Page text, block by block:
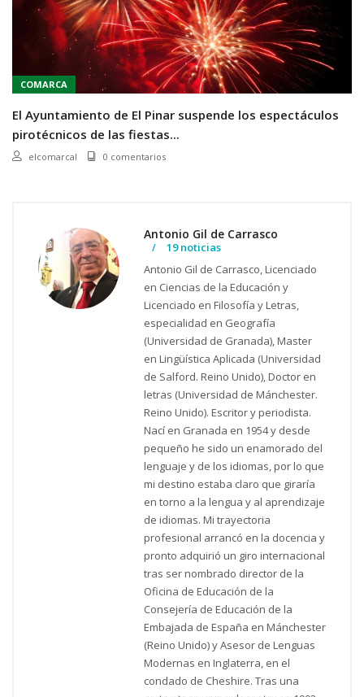
COMARCA
El Ayuntamiento de El Pinar suspende los espectáculos
pirotécnicos de las fiestas...
elcomarcal 0 comentarios
Antonio Gil de Carrasco
19 noticias
Antonio Gil de Carrasco, Licenciado
en Ciencias de la Educación y
Licenciado en Filosofía y Letras,
especialidad en Geografía
(Universidad de Granada), Master
en Lingüística Aplicada (Universidad
de Salford. Reino Unido), Doctor en
letras (Universidad de Mánchester.
Reino Unido). Escritor y periodista.
Nací en Granada en 1954 y desde
pequeño he sido un enamorado del
lenguaje y de los idiomas, por lo que
mi destino estaba claro que giraría
en torno a la lengua y al aprendizaje
de idiomas. Mi trayectoria
profesional arrancó en la docencia y
pronto adquirió un giro internacional
tras ser nombrado director de la
Oficina de Educación de la
Consejería de Educación de la
Embajada de España en Mánchester
(Reino Unido) y Asesor de Lenguas
Modernas en Inglaterra, en el
condado de Cheshire. Tras una